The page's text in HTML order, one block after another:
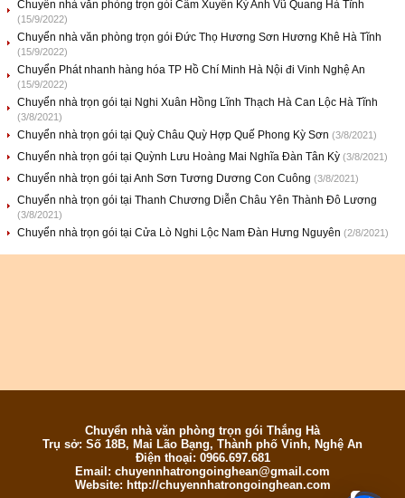
Chuyển nhà văn phòng trọn gói Cẩm Xuyên Kỳ Anh Vũ Quang Hà Tĩnh
(15/9/2022)
Chuyển nhà văn phòng trọn gói Đức Thọ Hương Sơn Hương Khê Hà Tĩnh
(15/9/2022)
Chuyển Phát nhanh hàng hóa TP Hồ Chí Minh Hà Nội đi Vinh Nghệ An
(15/9/2022)
Chuyển nhà trọn gói tại Nghi Xuân Hồng Lĩnh Thạch Hà Can Lộc Hà Tĩnh
(3/8/2021)
Chuyển nhà trọn gói tại Quỳ Châu Quỳ Hợp Quế Phong Kỳ Sơn (3/8/2021)
Chuyển nhà trọn gói tại Quỳnh Lưu Hoàng Mai Nghĩa Đàn Tân Kỳ (3/8/2021)
Chuyển nhà trọn gói tại Anh Sơn Tương Dương Con Cuông (3/8/2021)
Chuyển nhà trọn gói tại Thanh Chương Diễn Châu Yên Thành Đô Lương
(3/8/2021)
Chuyển nhà trọn gói tại Cửa Lò Nghi Lộc Nam Đàn Hưng Nguyên (2/8/2021)
Chuyển nhà văn phòng trọn gói Thắng Hà
Trụ sở: Số 18B, Mai Lão Bạng, Thành phố Vinh, Nghệ An
Điện thoại: 0966.697.681
Email: chuyennhatrongoinghean@gmail.com
Website: http://chuyennhatrongoinghean.com